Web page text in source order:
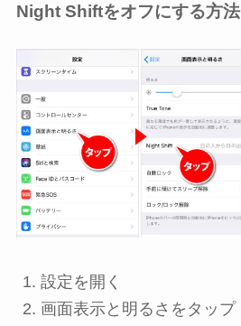
Night Shiftをオフにする方法
設定 を開く
画面表示と明るさ をタップ